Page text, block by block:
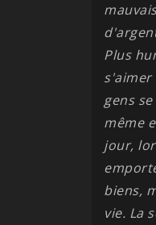
Plus
s'aimer
gens
même
jour,
biens,
vie. La